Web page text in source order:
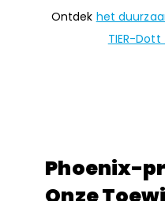
Ontdek het
TIER-
Phoenix-
Onze